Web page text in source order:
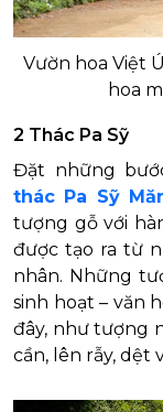
Vườn hoa Việt
hoa
2 Thác Pa Sỹ
Đặt những
thác Pa Sỹ
tượng gỗ với
được tạo ra từ
nhân. Những
sinh hoạt – văn
đây, như tượng
cần, lên rẫy, dệt